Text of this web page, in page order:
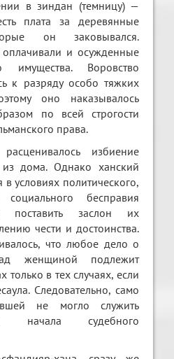
в зиндан (темницу) —
плата за деревянные
он заковывался.
и осужденные
Воровство
к разряду особо тяжких
оно наказывалось
по всей строгости
права.
избиение
дома. Однако ханский
условиях политического,
бесправия
заслон их
чести и достоинства.
что любое дело о
женщиной подлежит
только в тех случаях, если
Следовательно, само
не могло служить
начала судебного